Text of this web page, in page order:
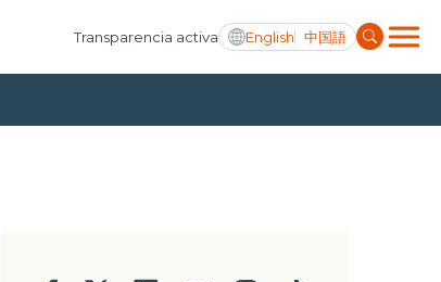
Transparencia activa English 中国語